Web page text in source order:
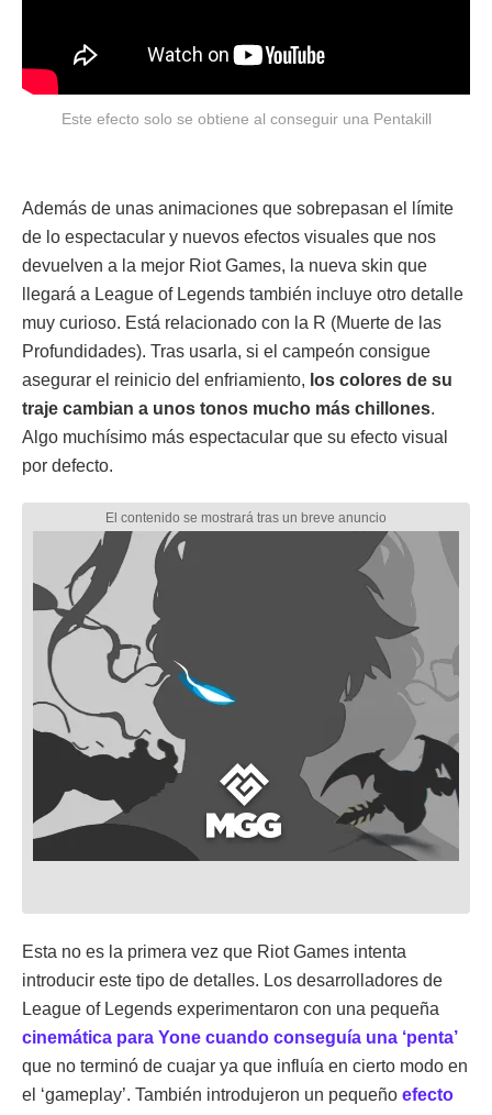
Este efecto solo se obtiene al conseguir una Pentakill
Además de unas animaciones que sobrepasan el límite
de lo espectacular y nuevos efectos visuales que nos
devuelven a la mejor Riot Games, la nueva skin que
llegará a League of Legends también incluye otro detalle
muy curioso. Está relacionado con la R (Muerte de las
Profundidades). Tras usarla, si el campeón consigue
asegurar el reinicio del enfriamiento, los colores de su
traje cambian a unos tonos mucho más chillones.
Algo muchísimo más espectacular que su efecto visual
por defecto.
Esta no es la primera vez que Riot Games intenta
introducir este tipo de detalles. Los desarrolladores de
League of Legends experimentaron con una pequeña
cinemática para Yone cuando conseguía una ‘penta’
que no terminó de cuajar ya que influía en cierto modo en
el ‘gameplay’. También introdujeron un pequeño efecto